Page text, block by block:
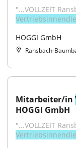
HOGGI GmbH
Ransbach-
Mitarbeiter/in
HOGGI GmbH